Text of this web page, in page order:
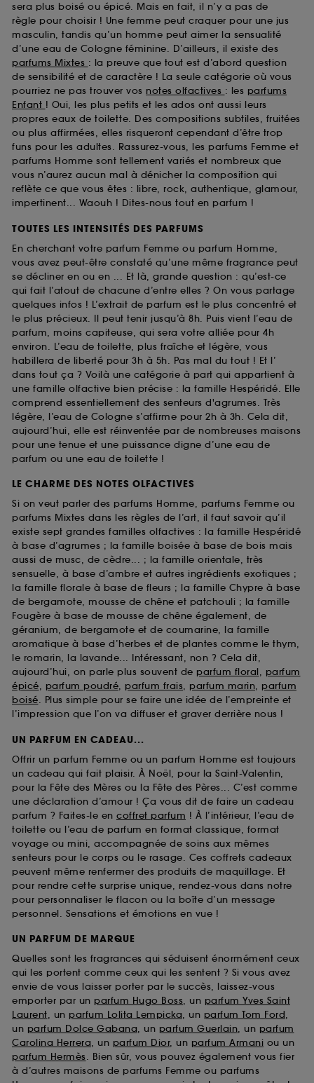
sera plus boisé ou épicé. Mais en fait, il n’y a pas de
règle pour choisir ! Une femme peut craquer pour une jus
masculin, tandis qu’un homme peut aimer la sensualité
d’une eau de Cologne féminine. D’ailleurs, il existe des
parfums Mixtes : la preuve que tout est d’abord question
de sensibilité et de caractère ! La seule catégorie où vous
pourriez ne pas trouver vos notes olfactives : les parfums
Enfant ! Oui, les plus petits et les ados ont aussi leurs
propres eaux de toilette. Des compositions subtiles, fruitées
ou plus affirmées, elles risqueront cependant d’être trop
funs pour les adultes. Rassurez-vous, les parfums Femme et
parfums Homme sont tellement variés et nombreux que
vous n’aurez aucun mal à dénicher la composition qui
reflète ce que vous êtes : libre, rock, authentique, glamour,
impertinent... Waouh ! Dites-nous tout en parfum !
TOUTES LES INTENSITÉS DES PARFUMS
En cherchant votre parfum Femme ou parfum Homme,
vous avez peut-être constaté qu’une même fragrance peut
se décliner en ou en ... Et là, grande question : qu’est-ce
qui fait l’atout de chacune d’entre elles ? On vous partage
quelques infos ! L’extrait de parfum est le plus concentré et
le plus précieux. Il peut tenir jusqu’à 8h. Puis vient l’eau de
parfum, moins capiteuse, qui sera votre alliée pour 4h
environ. L’eau de toilette, plus fraîche et légère, vous
habillera de liberté pour 3h à 5h. Pas mal du tout ! Et l’
dans tout ça ? Voilà une catégorie à part qui appartient à
une famille olfactive bien précise : la famille Hespéridé. Elle
comprend essentiellement des senteurs d'agrumes. Très
légère, l’eau de Cologne s’affirme pour 2h à 3h. Cela dit,
aujourd’hui, elle est réinventée par de nombreuses maisons
pour une tenue et une puissance digne d’une eau de
parfum ou une eau de toilette !
LE CHARME DES NOTES OLFACTIVES
Si on veut parler des parfums Homme, parfums Femme ou
parfums Mixtes dans les règles de l’art, il faut savoir qu’il
existe sept grandes familles olfactives : la famille Hespéridé
à base d’agrumes ; la famille boisée à base de bois mais
aussi de musc, de cèdre... ; la famille orientale, très
sensuelle, à base d’ambre et autres ingrédients exotiques ;
la famille florale à base de fleurs ; la famille Chypre à base
de bergamote, mousse de chêne et patchouli ; la famille
Fougère à base de mousse de chêne également, de
géranium, de bergamote et de coumarine, la famille
aromatique à base d’herbes et de plantes comme le thym,
le romarin, la lavande... Intéressant, non ? Cela dit,
aujourd’hui, on parle plus souvent de parfum floral, parfum
épicé, parfum poudré, parfum frais, parfum marin, parfum
boisé. Plus simple pour se faire une idée de l’empreinte et
l’impression que l’on va diffuser et graver derrière nous !
UN PARFUM EN CADEAU...
Offrir un parfum Femme ou un parfum Homme est toujours
un cadeau qui fait plaisir. À Noël, pour la Saint-Valentin,
pour la Fête des Mères ou la Fête des Pères... C’est comme
une déclaration d’amour ! Ça vous dit de faire un cadeau
parfum ? Faites-le en coffret parfum ! À l’intérieur, l’eau de
toilette ou l’eau de parfum en format classique, format
voyage ou mini, accompagnée de soins aux mêmes
senteurs pour le corps ou le rasage. Ces coffrets cadeaux
peuvent même renfermer des produits de maquillage. Et
pour rendre cette surprise unique, rendez-vous dans notre
pour personnaliser le flacon ou la boîte d’un message
personnel. Sensations et émotions en vue !
UN PARFUM DE MARQUE
Quelles sont les fragrances qui séduisent énormément ceux
qui les portent comme ceux qui les sentent ? Si vous avez
envie de vous laisser porter par le succès, laissez-vous
emporter par un parfum Hugo Boss, un parfum Yves Saint
Laurent, un parfum Lolita Lempicka, un parfum Tom Ford,
un parfum Dolce Gabana, un parfum Guerlain, un parfum
Carolina Herrera, un parfum Dior, un parfum Armani ou un
parfum Hermès. Bien sûr, vous pouvez également vous fier
à d’autres maisons de parfums Femme ou parfums